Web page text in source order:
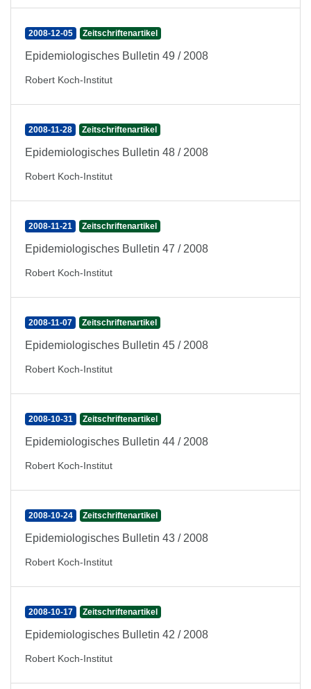
2008-12-05 Zeitschriftenartikel
Epidemiologisches Bulletin 49 / 2008
Robert Koch-Institut
2008-11-28 Zeitschriftenartikel
Epidemiologisches Bulletin 48 / 2008
Robert Koch-Institut
2008-11-21 Zeitschriftenartikel
Epidemiologisches Bulletin 47 / 2008
Robert Koch-Institut
2008-11-07 Zeitschriftenartikel
Epidemiologisches Bulletin 45 / 2008
Robert Koch-Institut
2008-10-31 Zeitschriftenartikel
Epidemiologisches Bulletin 44 / 2008
Robert Koch-Institut
2008-10-24 Zeitschriftenartikel
Epidemiologisches Bulletin 43 / 2008
Robert Koch-Institut
2008-10-17 Zeitschriftenartikel
Epidemiologisches Bulletin 42 / 2008
Robert Koch-Institut